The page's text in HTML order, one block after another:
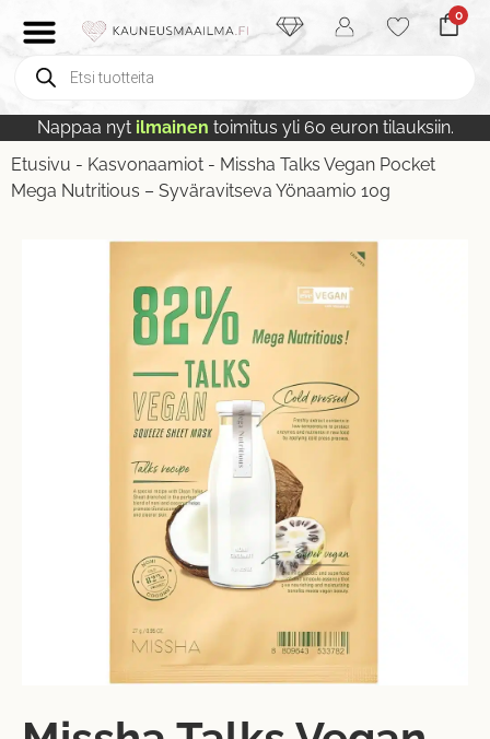
0
Nappaa nyt ilmainen toimitus yli 60 euron tilauksiin.
Etusivu - Kasvonaamiot - Missha Talks Vegan Pocket
Mega Nutritious – Syväravitseva Yönaamio 10g